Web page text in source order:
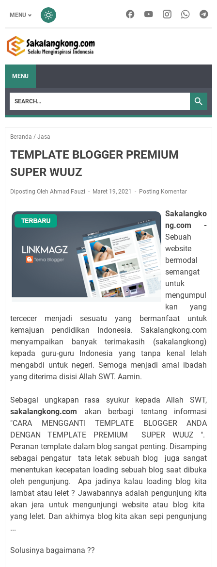
MENU
MENU
Beranda / Jasa
TEMPLATE BLOGGER PREMIUM
SUPER WUUZ
Diposting Oleh Ahmad Fauzi Maret 19, 2021 Posting Komentar
Sakalangko
ng.com -
Sebuah
website
bermodal
semangat
untuk
mengumpul
kan yang
tercecer menjadi sesuatu yang bermanfaat untuk
kemajuan pendidikan Indonesia. Sakalangkong.com
menyampaikan banyak terimakasih (sakalangkong)
kepada guru-guru Indonesia yang tanpa kenal lelah
mengabdi untuk negeri. Semoga menjadi amal ibadah
yang diterima disisi Allah SWT. Aamin.
Sebagai ungkapan rasa syukur kepada Allah SWT,
sakalangkong.com akan berbagi tentang informasi
"CARA MENGGANTI TEMPLATE BLOGGER ANDA
DENGAN TEMPLATE PREMIUM SUPER WUUZ ".
Peranan template dalam blog sangat penting. Disamping
sebagai pengatur tata letak sebuah blog juga sangat
menentukan kecepatan loading sebuah blog saat dibuka
oleh pengunjung. Apa jadinya kalau loading blog kita
lambat atau lelet ? Jawabannya adalah pengunjung kita
akan jera untuk mengunjungi website atau blog kita
yang lelet. Dan akhirnya blog kita akan sepi pengunjung
...
Solusinya bagaimana ??